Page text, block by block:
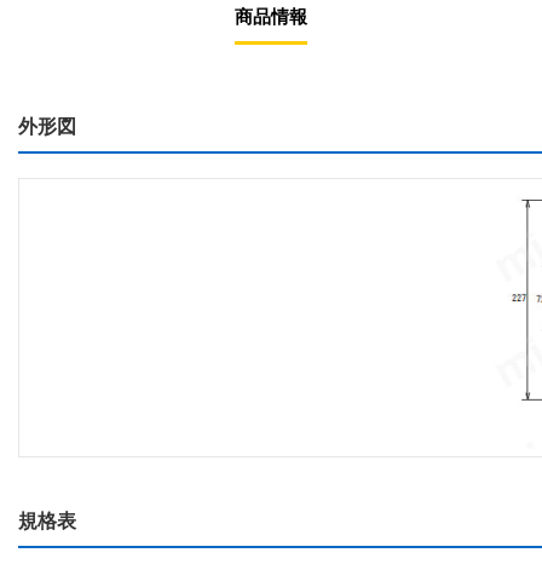
商品情報
外形図
規格表